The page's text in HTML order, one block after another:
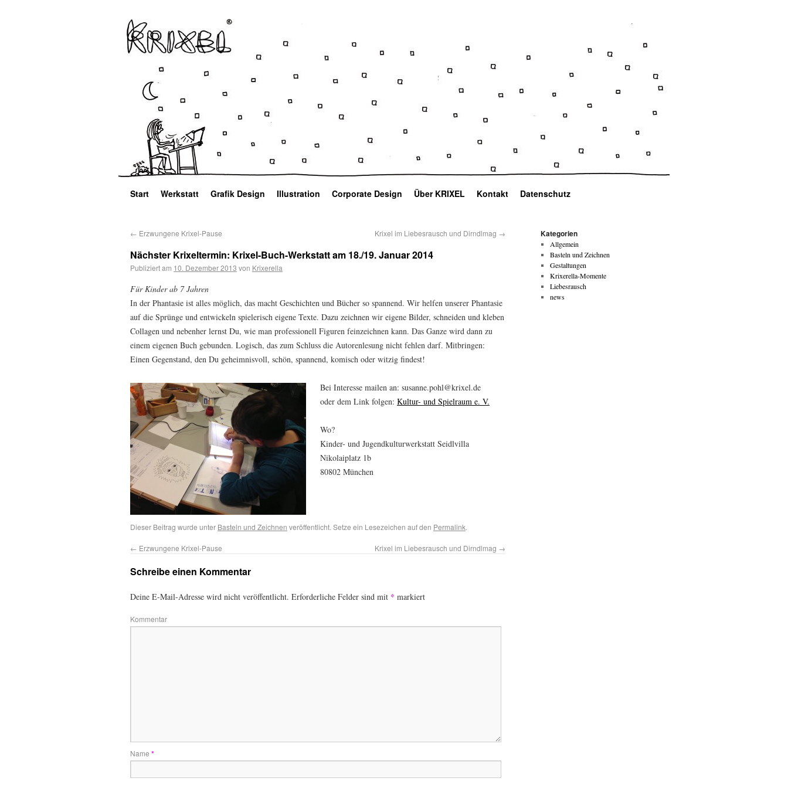
Start Werkstatt Grafik Design Illustration Corporate Design Über KRIXEL Kontakt Datenschutz
← Erzwungene Krixel-Pause Krixel im Liebesrausch und Dirndlmag →
Nächster Krixeltermin: Krixel-Buch-Werkstatt am 18./19. Januar 2014
Publiziert am 10. Dezember 2013 von Krixerella
Für Kinder ab 7 Jahren
In der Phantasie ist alles möglich, das macht Geschichten und Bücher so spannend. Wir helfen unserer Phantasie
auf die Sprünge und entwickeln spielerisch eigene Texte. Dazu zeichnen wir eigene Bilder, schneiden und kleben
Collagen und nebenher lernst Du, wie man professionell Figuren feinzeichnen kann. Das Ganze wird dann zu
einem eigenen Buch gebunden. Logisch, das zum Schluss die Autorenlesung nicht fehlen darf. Mitbringen:
Einen Gegenstand, den Du geheimnisvoll, schön, spannend, komisch oder witzig findest!
Bei Interesse mailen an: susanne.pohl@krixel.de
oder dem Link folgen: Kultur- und Spielraum e. V.
Wo?
Kinder- und Jugendkulturwerkstatt Seidlvilla
Nikolaiplatz 1b
80802 München
Dieser Beitrag wurde unter Basteln und Zeichnen veröffentlicht. Setze ein Lesezeichen auf den Permalink.
← Erzwungene Krixel-Pause Krixel im Liebesrausch und Dirndlmag →
Schreibe einen Kommentar
Deine E-Mail-Adresse wird nicht veröffentlicht. Erforderliche Felder sind mit * markiert
Kommentar
Name *
Kategorien
Allgemein
Basteln und Zeichnen
Gestaltungen
Krixerella-Momente
Liebesrausch
news